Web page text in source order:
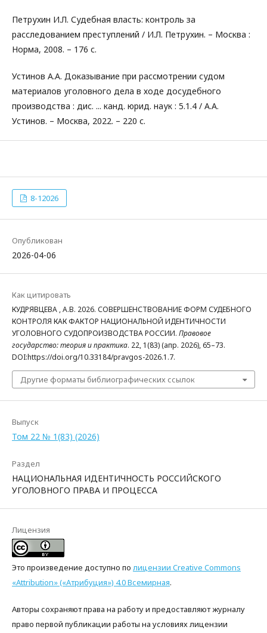
Петрухин И.Л. Судебная власть: контроль за
расследованием преступлений / И.Л. Петрухин. – Москва :
Норма, 2008. – 176 с.
Устинов А.А. Доказывание при рассмотрении судом
материалов уголовного дела в ходе досудебного
производства : дис. ... канд. юрид. наук : 5.1.4 / А.А.
Устинов. – Москва, 2022. – 220 с.
8-12026
Опубликован
2026-04-06
Как цитировать
КУДРЯВЦЕВА , А.В. 2026. СОВЕРШЕНСТВОВАНИЕ ФОРМ СУДЕБНОГО
КОНТРОЛЯ КАК ФАКТОР НАЦИОНАЛЬНОЙ ИДЕНТИЧНОСТИ
УГОЛОВНОГО СУДОПРОИЗВОДСТВА РОССИИ. Правовое
государство: теория и практика. 22, 1(83) (апр. 2026), 65–73.
DOI:https://doi.org/10.33184/pravgos-2026.1.7.
Другие форматы библиографических ссылок
Выпуск
Том 22 № 1(83) (2026)
Раздел
НАЦИОНАЛЬНАЯ ИДЕНТИЧНОСТЬ РОССИЙСКОГО
УГОЛОВНОГО ПРАВА И ПРОЦЕССА
Лицензия
Это произведение доступно по лицензии Creative Commons
«Attribution» («Атрибуция») 4.0 Всемирная.
Авторы сохраняют права на работу и предоставляют журналу
право первой публикации работы на условиях лицензии